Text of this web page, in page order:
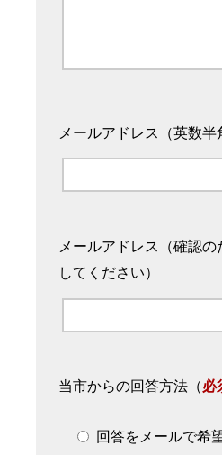
メールアドレス（英数半
メールアドレス（確認
してください）
当市からの回答方法 （必
回答をメールで希